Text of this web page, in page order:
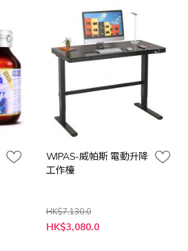
WIPAS-威帕斯 電動升降
工作檯
HK$7,130.0
特
殊
HK$3,080.0